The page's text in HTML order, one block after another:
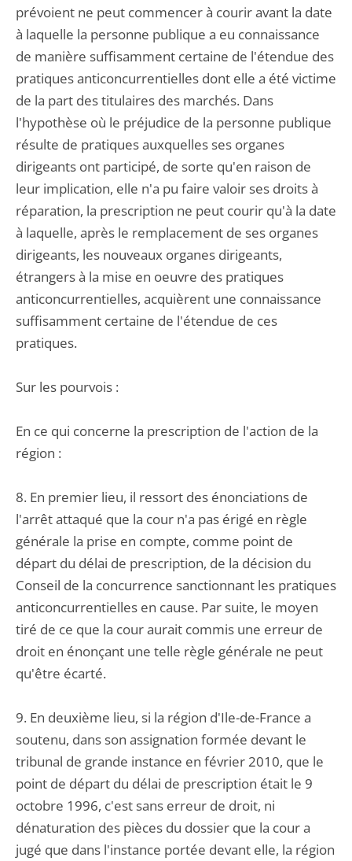
prévoient ne peut commencer à courir avant la date
à laquelle la personne publique a eu connaissance
de manière suffisamment certaine de l'étendue des
pratiques anticoncurrentielles dont elle a été victime
de la part des titulaires des marchés. Dans
l'hypothèse où le préjudice de la personne publique
résulte de pratiques auxquelles ses organes
dirigeants ont participé, de sorte qu'en raison de
leur implication, elle n'a pu faire valoir ses droits à
réparation, la prescription ne peut courir qu'à la date
à laquelle, après le remplacement de ses organes
dirigeants, les nouveaux organes dirigeants,
étrangers à la mise en oeuvre des pratiques
anticoncurrentielles, acquièrent une connaissance
suffisamment certaine de l'étendue de ces
pratiques.
Sur les pourvois :
En ce qui concerne la prescription de l'action de la
région :
8. En premier lieu, il ressort des énonciations de
l'arrêt attaqué que la cour n'a pas érigé en règle
générale la prise en compte, comme point de
départ du délai de prescription, de la décision du
Conseil de la concurrence sanctionnant les pratiques
anticoncurrentielles en cause. Par suite, le moyen
tiré de ce que la cour aurait commis une erreur de
droit en énonçant une telle règle générale ne peut
qu'être écarté.
9. En deuxième lieu, si la région d'Ile-de-France a
soutenu, dans son assignation formée devant le
tribunal de grande instance en février 2010, que le
point de départ du délai de prescription était le 9
octobre 1996, c'est sans erreur de droit, ni
dénaturation des pièces du dossier que la cour a
jugé que dans l'instance portée devant elle, la région